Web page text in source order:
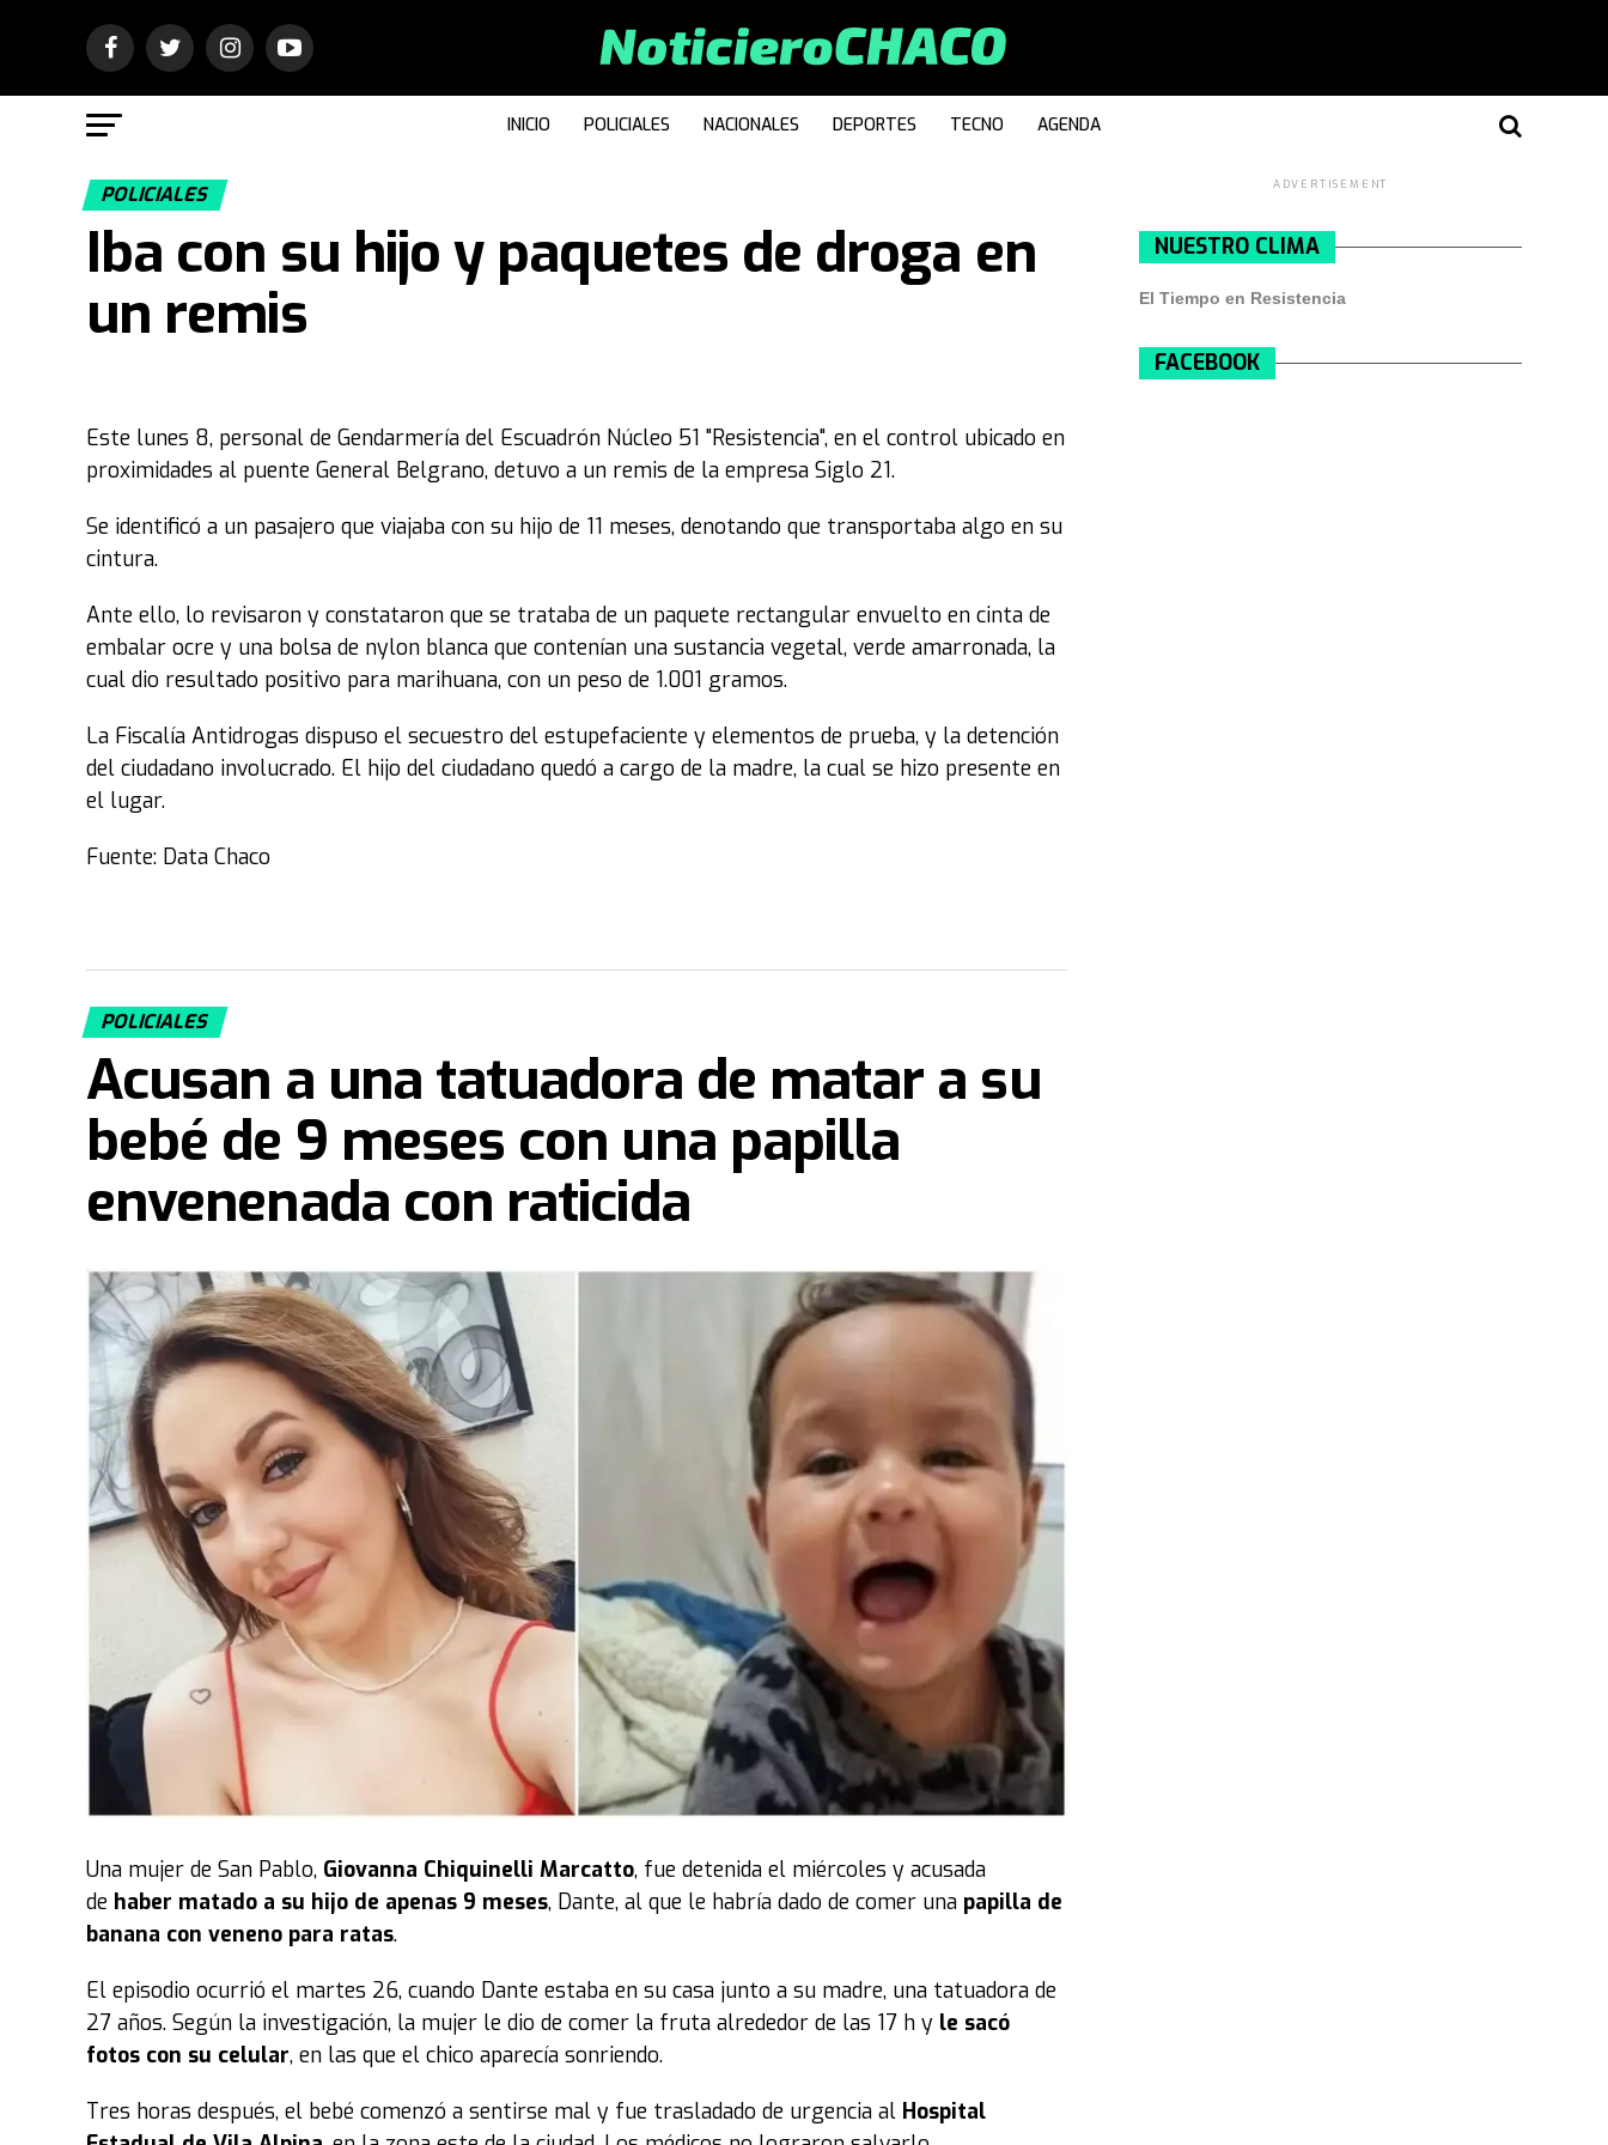
INICIO POLICIALES NACIONALES DEPORTES TECNO AGENDA
POLICIALES
Iba con su hijo y paquetes de droga en
un remis
Este lunes 8, personal de Gendarmería del Escuadrón Núcleo 51 "Resistencia", en el control ubicado en
proximidades al puente General Belgrano, detuvo a un remis de la empresa Siglo 21.
Se identificó a un pasajero que viajaba con su hijo de 11 meses, denotando que transportaba algo en su
cintura.
Ante ello, lo revisaron y constataron que se trataba de un paquete rectangular envuelto en cinta de
embalar ocre y una bolsa de nylon blanca que contenían una sustancia vegetal, verde amarronada, la
cual dio resultado positivo para marihuana, con un peso de 1.001 gramos.
La Fiscalía Antidrogas dispuso el secuestro del estupefaciente y elementos de prueba, y la detención
del ciudadano involucrado. El hijo del ciudadano quedó a cargo de la madre, la cual se hizo presente en
el lugar.
Fuente: Data Chaco
POLICIALES
Acusan a una tatuadora de matar a su
bebé de 9 meses con una papilla
envenenada con raticida
Una mujer de San Pablo, Giovanna Chiquinelli Marcatto, fue detenida el miércoles y acusada
de haber matado a su hijo de apenas 9 meses, Dante, al que le habría dado de comer una papilla de
banana con veneno para ratas.
El episodio ocurrió el martes 26, cuando Dante estaba en su casa junto a su madre, una tatuadora de
27 años. Según la investigación, la mujer le dio de comer la fruta alrededor de las 17 h y le sacó
fotos con su celular, en las que el chico aparecía sonriendo.
Tres horas después, el bebé comenzó a sentirse mal y fue trasladado de urgencia al Hospital
ADVERTISEMENT
NUESTRO CLIMA
El Tiempo en Resistencia
FACEBOOK